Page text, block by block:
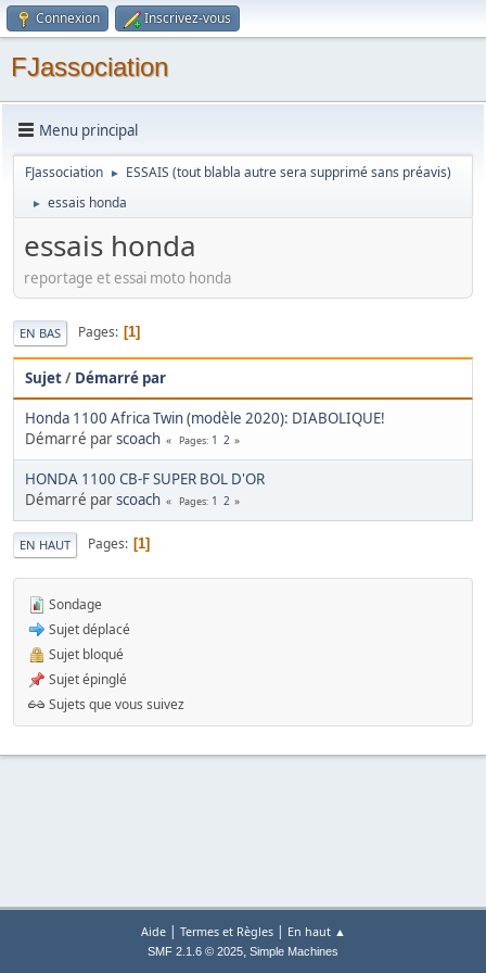
Connexion Inscrivez-vous
FJassociation
Menu principal
FJassociation ► ESSAIS (tout blabla autre sera supprimé sans préavis)
► essais honda
essais honda
reportage et essai moto honda
EN BAS Pages 1
Sujet/ Démarré par
Honda 1100 Africa Twin (modèle 2020): DIABOLIQUE!
Démarré parscoach Pages 1 2
HONDA 1100 CB-F SUPER BOL D'OR
Démarré parscoach Pages 1 2
EN HAUT Pages 1
Sondage
Sujet déplacé
Sujet bloqué
Sujet épinglé
Sujets que vous suivez
Aide| Termes et Règles| En haut ▲
SMF 2.1.6 © 2025, Simple Machines